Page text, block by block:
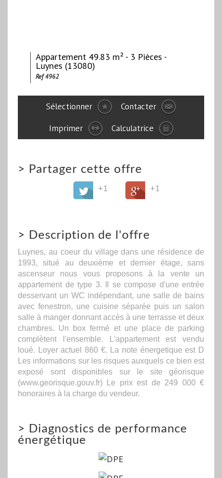
Appartement 49.83 m² - 3 Pièces -
Luynes (13080)
Ref 4962
Sélectionner
Contacter
Imprimer
Calculatrice
> Partager cette offre
+1
+1
> Description de l'offre
Luynes, au coeur du village dans une résidence de
1993, situé au deuxième et dernier étage, sans
ascenseur nous vous proposons à la vente un
appartement de type 3. Il se compose d'une entrée
desservant un WC indépendant, une salle de bains
avec fenestron, une cuisine séparée puis un salon
salle à manger donnant accès à une terrasse et deux
chambres. Un box fermé et une place de parking
complètent l'ensemble. L'appartement est vendu
loué. Loyer actuel 860 €. La note énergetique est D
Les informations sur les risques auxquels ce bien est
exposé sont disponibles sur le site géorisque
(www.georisque.gouv.fr) Le prix est de 249 000 €
honoraires à la charge du vendeur.
> Diagnostics de performance
énergétique